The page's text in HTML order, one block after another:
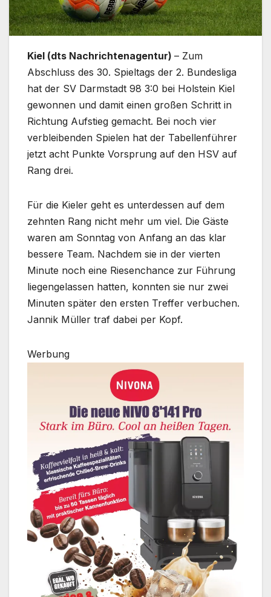
Kiel (dts Nachrichtenagentur) – Zum
Abschluss des 30. Spieltags der 2. Bundesliga
hat der SV Darmstadt 98 3:0 bei Holstein Kiel
gewonnen und damit einen großen Schritt in
Richtung Aufstieg gemacht. Bei noch vier
verbleibenden Spielen hat der Tabellenführer
jetzt acht Punkte Vorsprung auf den HSV auf
Rang drei.
Für die Kieler geht es unterdessen auf dem
zehnten Rang nicht mehr um viel. Die Gäste
waren am Sonntag von Anfang an das klar
bessere Team. Nachdem sie in der vierten
Minute noch eine Riesenchance zur Führung
liegengelassen hatten, konnten sie nur zwei
Minuten später den ersten Treffer verbuchen.
Jannik Müller traf dabei per Kopf.
Werbung